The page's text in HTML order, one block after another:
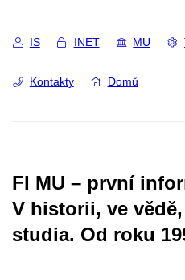
IS INET MU
Kontakty Domů
FI MU – první
V historii, ve
studia. Od roku